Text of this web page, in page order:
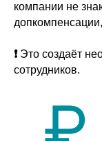
компании не
❗ Это создаёт
сотрудников.